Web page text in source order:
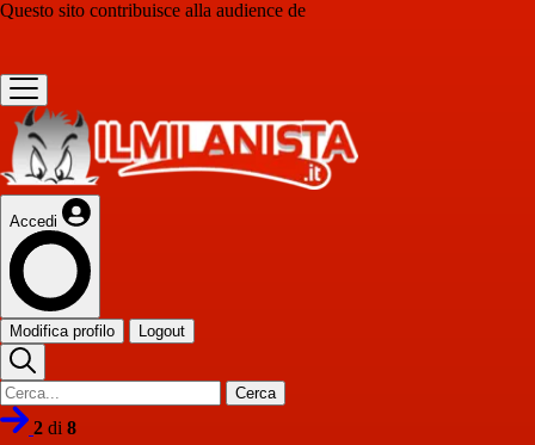
Questo sito contribuisce alla audience de
Accedi
Modifica profilo Logout
Cerca
2 di 8